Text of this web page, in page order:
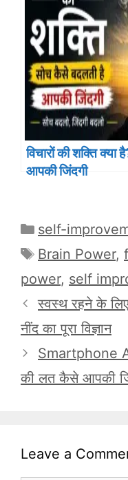
विचारों की शक्ति
आपकी जिंदगी
Categories
self-
Tags
Brain Power,
power, self
स्वस्थ रहने के
नींद का पूरा विज्ञान
Smartphone
की लत कैसे आपकी
Leave a